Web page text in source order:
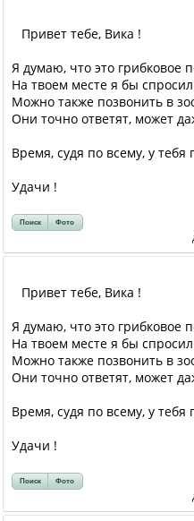
Привет тебе, Вика !
Я думаю, что это грибковое
На твоем месте я бы
Можно также позвонить в
Они точно ответят, может
Время, судя по всему, у тебя
Удачи !
Поиск Фото
Привет тебе, Вика !
Я думаю, что это грибковое
На твоем месте я бы
Можно также позвонить в
Они точно ответят, может
Время, судя по всему, у тебя
Удачи !
Поиск Фото